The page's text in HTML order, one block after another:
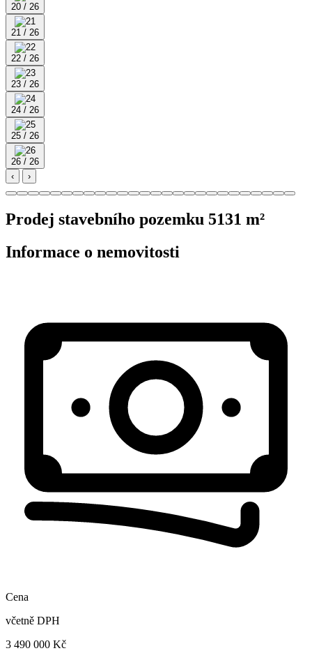
20 / 26
21 / 26
22 / 26
23 / 26
24 / 26
25 / 26
26 / 26
‹
›
Prodej stavebního pozemku 5131 m²
Informace o nemovitosti
Cena
včetně DPH
3 490 000 Kč